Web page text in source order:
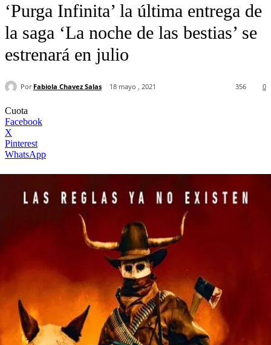
‘Purga Infinita’ la última entrega de
la saga ‘La noche de las bestias’ se
estrenará en julio
Por Fabiola Chavez Salas 18 mayo , 2021 0
356
Cuota
Facebook
X
Pinterest
WhatsApp